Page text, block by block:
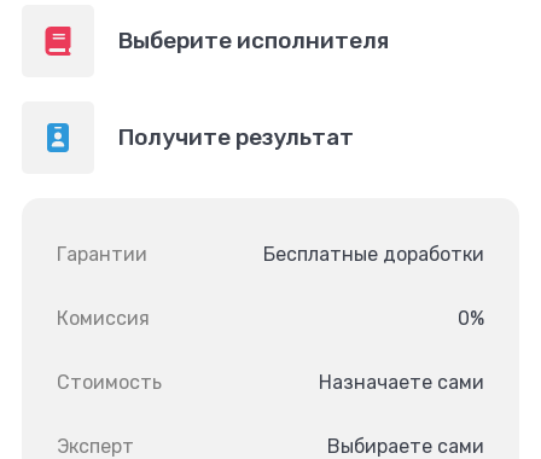
Выберите исполнителя
Получите результат
Гарантии Бесплатные доработки
Комиссия 0%
Стоимость Назначаете сами
Эксперт Выбираете сами